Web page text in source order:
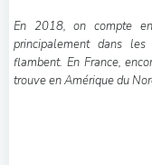
En 2018, on compte
principalement dans
flambent. En France,
trouve en Amérique du